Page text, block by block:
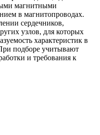
магнитными
в магнитопроводах.
сердечников,
узлов, для которых
характеристик в
подборе учитывают
и требования к